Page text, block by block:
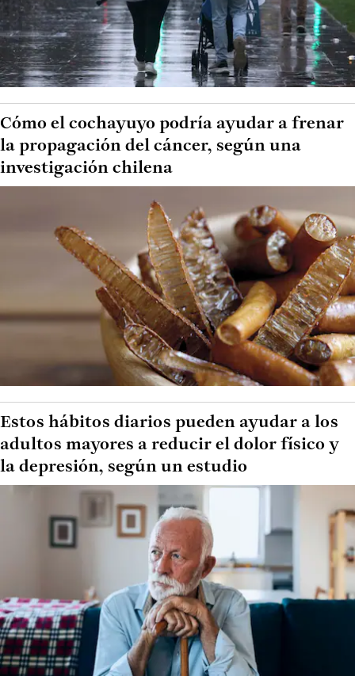
Cómo el cochayuyo podría ayudar a frenar
la propagación del cáncer, según una
investigación chilena
Estos hábitos diarios pueden ayudar a los
adultos mayores a reducir el dolor físico y
la depresión, según un estudio